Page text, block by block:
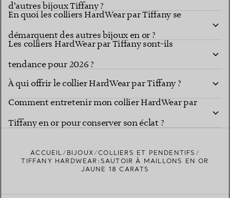
d’autres bijoux Tiffany ?
En quoi les colliers HardWear par Tiffany se
démarquent des autres bijoux en or ?
Les colliers HardWear par Tiffany sont-ils
tendance pour 2026 ?
À qui offrir le collier HardWear par Tiffany ?
Comment entretenir mon collier HardWear par
Tiffany en or pour conserver son éclat ?
ACCUEIL BIJOUX
COLLIERS ET PENDENTIFS
TIFFANY HARDWEAR:SAUTOIR À MAILLONS EN OR
JAUNE 18 CARATS